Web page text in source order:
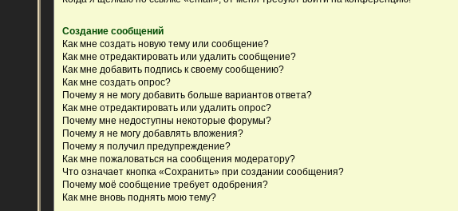
Создание сообщений
Как мне создать новую тему или сообщение?
Как мне отредактировать или удалить сообщение?
Как мне добавить подпись к своему сообщению?
Как мне создать опрос?
Почему я не могу добавить больше вариантов ответа?
Как мне отредактировать или удалить опрос?
Почему мне недоступны некоторые форумы?
Почему я не могу добавлять вложения?
Почему я получил предупреждение?
Как мне пожаловаться на сообщения модератору?
Что означает кнопка «Сохранить» при создании сообщения?
Почему моё сообщение требует одобрения?
Как мне вновь поднять мою тему?